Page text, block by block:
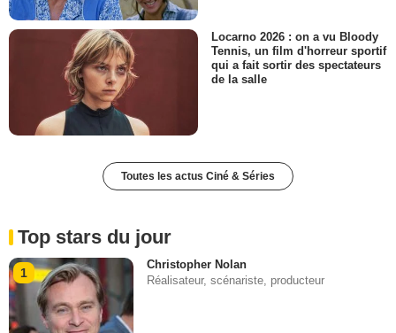
Locarno 2026 : on a vu Bloody
Tennis, un film d'horreur sportif
qui a fait sortir des spectateurs
de la salle
Toutes les actus Ciné & Séries
Top stars du jour
1
Christopher Nolan
Réalisateur, scénariste, producteur